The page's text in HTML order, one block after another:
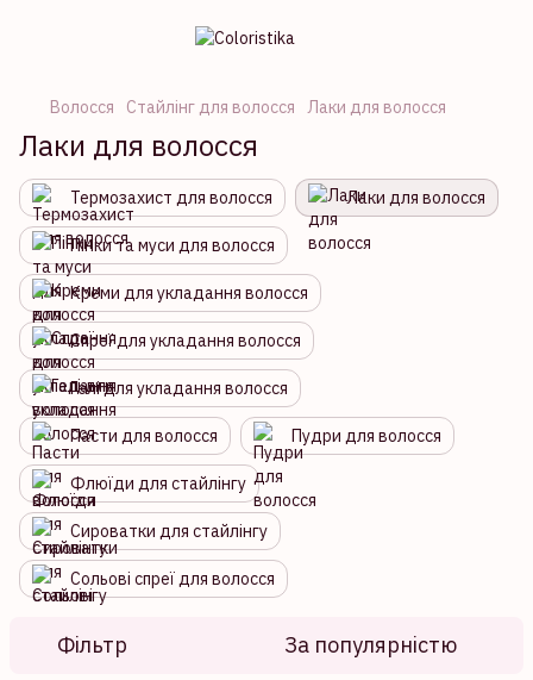
Волосся Стайлінг для волосся Лаки для волосся
Лаки для волосся
Термозахист для волосся Лаки для волосся
Пінки та муси для волосся
Креми для укладання волосся
Спреї для укладання волосся
Гелі для укладання волосся
Пасти для волосся Пудри для волосся
Флюїди для стайлінгу
Сироватки для стайлінгу
Сольові спреї для волосся
Фільтр За популярністю